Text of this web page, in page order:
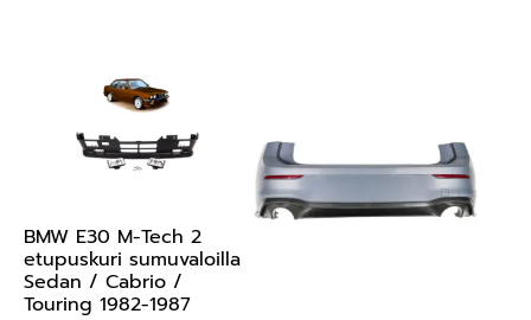
BMW E30 M-Tech 2
etupuskuri sumuvaloilla
Sedan / Cabrio /
Touring 1982-1987